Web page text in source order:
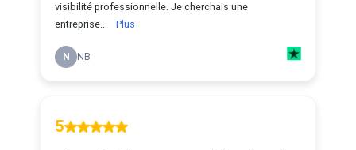
visibilité professionnelle. Je cherchais une
entreprise...
Plus
N NB
5